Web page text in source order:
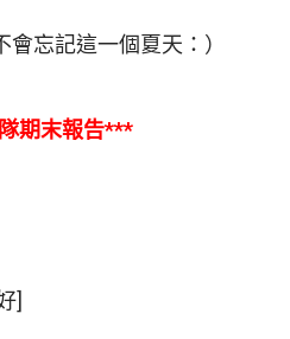
會忘記這一個夏天：）
期末報告***
]